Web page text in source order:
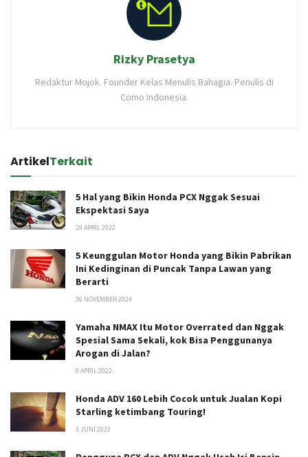
Rizky Prasetya
Redaktur Mojok. Founder Kelas Menulis Bahagia. Penulis di
Como Indonesia.
ArtikelTerkait
5 Hal yang Bikin Honda PCX Nggak Sesuai
Ekspektasi Saya
29 APRIL 2022
5 Keunggulan Motor Honda yang Bikin Pabrikan
Ini Kedinginan di Puncak Tanpa Lawan yang
Berarti
30 NOVEMBER 2024
Yamaha NMAX Itu Motor Overrated dan Nggak
Spesial Sama Sekali, kok Bisa Penggunanya
Arogan di Jalan?
9 APRIL 2022
Honda ADV 160 Lebih Cocok untuk Jualan Kopi
Starling ketimbang Touring!
3 JUNI 2023